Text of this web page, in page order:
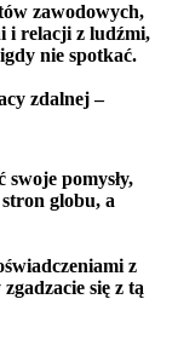
zawodowych,
i relacji z ludźmi,
nie spotkać.
zdalnej –
swoje pomysły,
globu, a
z
się z tą